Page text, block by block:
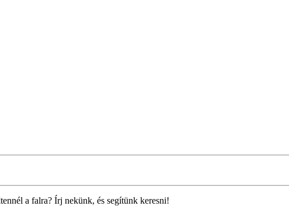
a falra? Írj nekünk, és segítünk keresni!